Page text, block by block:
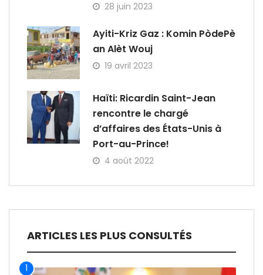
28 juin 2023
Ayiti-Kriz Gaz : Komin PòdePè
an Alèt Wouj
19 avril 2023
Haïti: Ricardin Saint-Jean
rencontre le chargé
d’affaires des États-Unis à
Port-au-Prince!
4 août 2022
ARTICLES LES PLUS CONSULTÉS
1